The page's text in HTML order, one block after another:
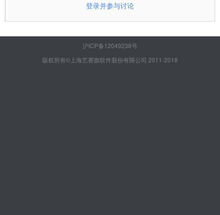
登录并参与讨论
沪ICP备12049238号
版权所有©上海艺赛旗软件股份有限公司 2011-2018